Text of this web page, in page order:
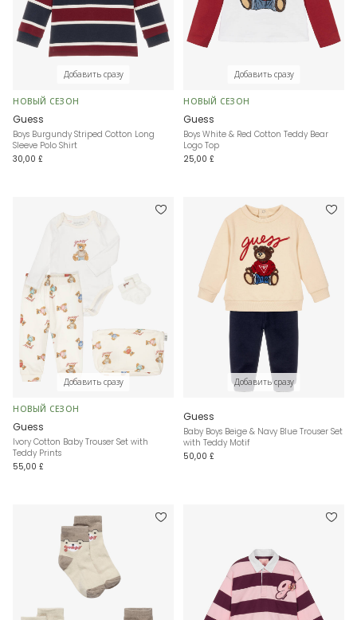
Добавить сразу
НОВЫЙ СЕЗОН
Guess
Boys Burgundy Striped Cotton Long
Sleeve Polo Shirt
30,00 £
Добавить сразу
НОВЫЙ СЕЗОН
Guess
Boys White & Red Cotton Teddy Bear
Logo Top
25,00 £
Добавить сразу
НОВЫЙ СЕЗОН
Guess
Ivory Cotton Baby Trouser Set with
Teddy Prints
55,00 £
Добавить сразу
Guess
Baby Boys Beige & Navy Blue Trouser Set
with Teddy Motif
50,00 £